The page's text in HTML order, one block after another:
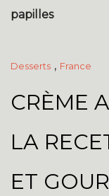
papilles
Desserts , France
CRÈME
LA
ET